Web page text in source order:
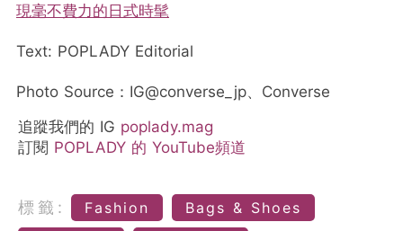
現毫不費力的日式時髦
Text: POPLADY Editorial
Photo Source：IG@converse_jp、Converse
追蹤我們的 IG poplady.mag
訂閱 POPLADY 的 YouTube頻道
標籤: Fashion
Bags & Shoes